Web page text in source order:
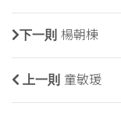
下一則 楊朝棟
上一則 童敏瑗